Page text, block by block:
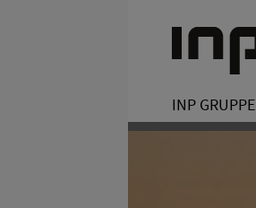
INP GRUPPE